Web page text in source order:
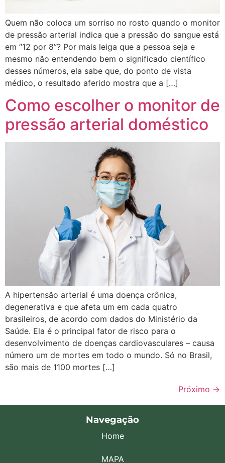
Quem não coloca um sorriso no rosto quando o monitor
de pressão arterial indica que a pressão do sangue está
em “12 por 8”? Por mais leiga que a pessoa seja e
mesmo não entendendo bem o significado científico
desses números, ela sabe que, do ponto de vista
médico, o resultado aferido mostra que a […]
Como escolher o monitor de
pressão arterial doméstico
A hipertensão arterial é uma doença crônica,
degenerativa e que afeta um em cada quatro
brasileiros, de acordo com dados do Ministério da
Saúde. Ela é o principal fator de risco para o
desenvolvimento de doenças cardiovasculares – causa
número um de mortes em todo o mundo. Só no Brasil,
são mais de 1100 mortes […]
Próximo →
Navegação
Home
MAPA